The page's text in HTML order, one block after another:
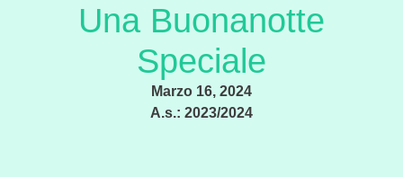
Una Buonanotte
Speciale
Marzo 16, 2024
A.s.: 2023/2024